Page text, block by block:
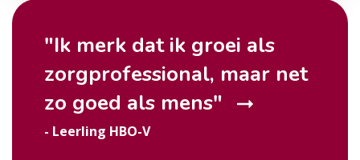
"Ik merk dat ik groei als
zorgprofessional, maar net
zo goed als mens"
- Leerling HBO-V